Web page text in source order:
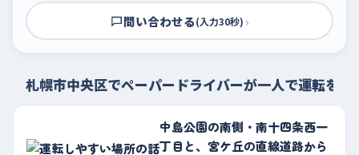
問い合わせる(入力30秒) ›
札幌市中央区でペーパードライバーが一人で運転を練
中島公園の南側・南十四条西一
丁目と、宮ケ丘の直線道路から